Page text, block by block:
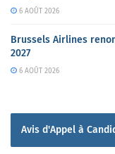
6 AOÛT 2026
Brussels Airlines
2027
6 AOÛT 2026
Avis d'Appel à